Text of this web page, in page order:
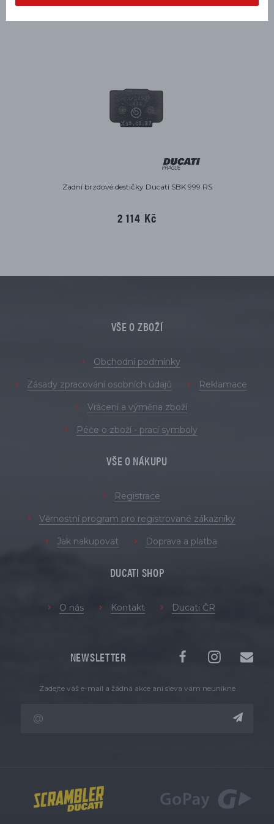
Zadní brzdové destičky Ducati SBK 999 RS
2 114 Kč
VŠE O ZBOŽÍ
Obchodní podmínky
Zásady zpracování osobních údajů Reklamace
Vrácení a výměna zboží
Péče o zboží - prací symboly
VŠE O NÁKUPU
Registrace
Věrnostní program pro registrované zákazníky
Jak nakupovat Doprava a platba
DUCATI SHOP
O nás Kontakt Ducati ČR
NEWSLETTER
Zadejte váš e-mail a žádná akce ani sleva vám neunikne